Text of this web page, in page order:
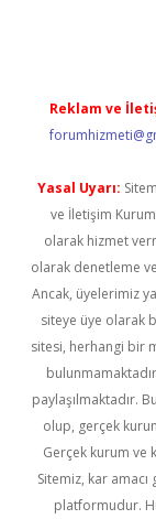
Reklam ve
Yasal Uyarı:
ve İletişim
olarak hizmet
olarak denetleme
Ancak, üyelerimiz
siteye üye olarak
sitesi, herhangi bir
paylaşılmaktadır.
olup, gerçek
Gerçek kurum ve
Sitemiz, kar
platformudur.